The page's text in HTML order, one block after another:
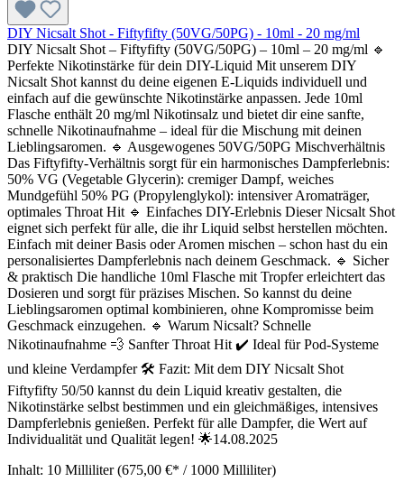
DIY Nicsalt Shot - Fiftyfifty (50VG/50PG) - 10ml - 20 mg/ml
DIY Nicsalt Shot – Fiftyfifty (50VG/50PG) – 10ml – 20 mg/ml 🔹
Perfekte Nikotinstärke für dein DIY-Liquid Mit unserem DIY
Nicsalt Shot kannst du deine eigenen E-Liquids individuell und
einfach auf die gewünschte Nikotinstärke anpassen. Jede 10ml
Flasche enthält 20 mg/ml Nikotinsalz und bietet dir eine sanfte,
schnelle Nikotinaufnahme – ideal für die Mischung mit deinen
Lieblingsaromen. 🔹 Ausgewogenes 50VG/50PG Mischverhältnis
Das Fiftyfifty-Verhältnis sorgt für ein harmonisches Dampferlebnis:
50% VG (Vegetable Glycerin): cremiger Dampf, weiches
Mundgefühl 50% PG (Propylenglykol): intensiver Aromaträger,
optimales Throat Hit 🔹 Einfaches DIY-Erlebnis Dieser Nicsalt Shot
eignet sich perfekt für alle, die ihr Liquid selbst herstellen möchten.
Einfach mit deiner Basis oder Aromen mischen – schon hast du ein
personalisiertes Dampferlebnis nach deinem Geschmack. 🔹 Sicher
& praktisch Die handliche 10ml Flasche mit Tropfer erleichtert das
Dosieren und sorgt für präzises Mischen. So kannst du deine
Lieblingsaromen optimal kombinieren, ohne Kompromisse beim
Geschmack einzugehen. 🔹 Warum Nicsalt? Schnelle
Nikotinaufnahme 💨 Sanfter Throat Hit ✔️ Ideal für Pod-Systeme
und kleine Verdampfer 🛠️ Fazit: Mit dem DIY Nicsalt Shot
Fiftyfifty 50/50 kannst du dein Liquid kreativ gestalten, die
Nikotinstärke selbst bestimmen und ein gleichmäßiges, intensives
Dampferlebnis genießen. Perfekt für alle Dampfer, die Wert auf
Individualität und Qualität legen! 🌟14.08.2025
Inhalt: 10 Milliliter(675,00 €* / 1000 Milliliter)